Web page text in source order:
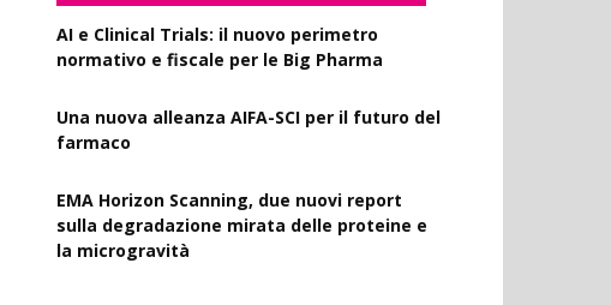
AI e Clinical Trials: il nuovo perimetro
normativo e fiscale per le Big Pharma
Una nuova alleanza AIFA-SCI per il futuro del
farmaco
EMA Horizon Scanning, due nuovi report
sulla degradazione mirata delle proteine e
la microgravità